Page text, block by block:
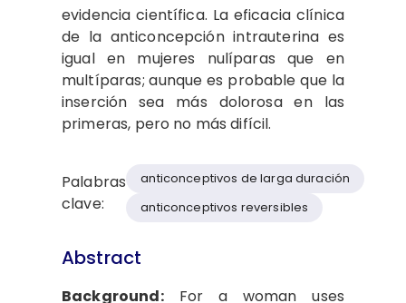
evidencia científica. La eficacia clínica
de la anticoncepción intrauterina es
igual en mujeres nulíparas que en
multíparas; aunque es probable que la
inserción sea más dolorosa en las
primeras, pero no más difícil.
Palabras
clave:
anticonceptivos de larga duración
anticonceptivos reversibles
Abstract
Background:For a woman uses